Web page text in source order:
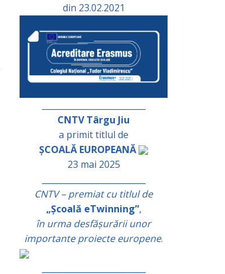
din 23.02.2021
CNTV Târgu Jiu
a primit titlul de
ȘCOALĂ EUROPEANĂ
23 mai 2025
CNTV – premiat cu titlul de
„Școală eTwinning”,
în urma desfășurării unor
importante proiecte europene.